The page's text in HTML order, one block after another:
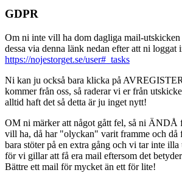
GDPR
Om ni inte vill ha dom dagliga mail-utskicken
dessa via denna länk nedan efter att ni loggat
https://nojestorget.se/user#_tasks
Ni kan ju också bara klicka på
kommer från oss, så raderar vi er från
alltid haft det så detta är ju inget nytt!
OM ni märker att något gått fel, så ni ÄNDÅ
vill ha, då har "olyckan" varit framme och då
bara stöter på en extra gång och vi tar inte
för vi gillar att få era mail eftersom det
Bättre ett mail för mycket än ett för lite!